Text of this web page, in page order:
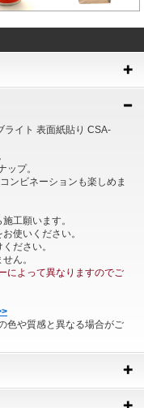
ライト 表面紙貼り CSA-
ップ。
ンビネーションも楽しめま
工願います。
使いください。
ださい。
ん。
によって異なりますのでご
色や質感と異なる場合がご